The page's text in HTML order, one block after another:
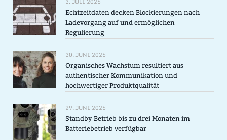
Echtzeitdaten decken Blockierungen nach
Ladevorgang auf und ermöglichen
Regulierung
30. JUNI 2026
Organisches Wachstum resultiert aus
authentischer Kommunikation und
hochwertiger Produktqualität
29. JUNI 2026
Standby Betrieb bis zu drei Monaten im
Batteriebetrieb verfügbar